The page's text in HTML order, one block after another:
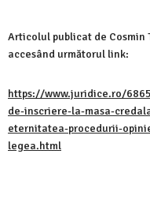
Articolul publicat de Cosmin
accesând următorul link:
https://www.juridice.ro/
de-inscriere-la-masa-
eternitatea-procedurii-
legea.html